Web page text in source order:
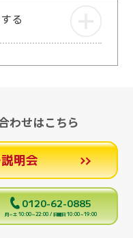
る
わせはこちら
明会
0120-62-0885
月～土 10:00～22:00 / 日曜日 10:00～19:00